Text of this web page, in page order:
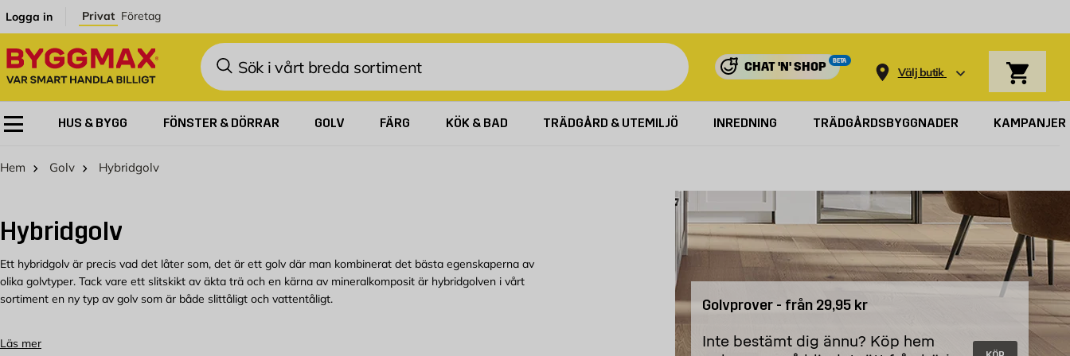
Logga in Privat Företag
Sök
CHAT 'N' SHOP
BETA
Välj butik
HUS & BYGG FÖNSTER & DÖRRAR GOLV FÄRG KÖK & BAD TRÄDGÅRD & UTEMILJÖ INREDNING TRÄDGÅRDSBYGGNADER KAMPANJER
Hem Golv Hybridgolv
Hybridgolv
Ett hybridgolv är precis vad det låter som, det är ett golv där man kombinerat det bästa egenskaperna av
olika golvtyper. Tack vare ett slitskikt av äkta trä och en kärna av mineralkomposit är hybridgolven i vårt
sortiment en ny typ av golv som är både slittåligt och vattentåligt.
Hybridgolv för hela hemmet
Läs mer
Golvprover - från 29,95 kr
Inte bestämt dig ännu? Köp hem